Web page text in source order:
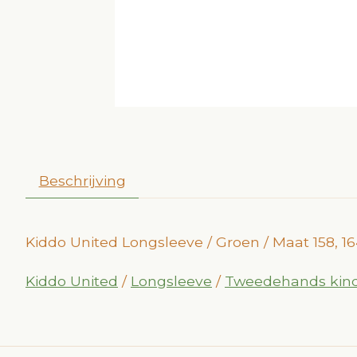
Beschrijving
Kiddo United Longsleeve / Groen / Maat 158,
Kiddo United / Longsleeve / Tweedehands